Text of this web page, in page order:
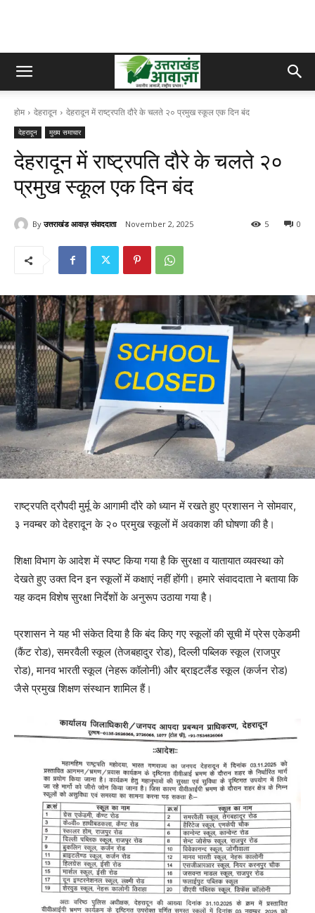
होम देहरादून देहरादून में राष्ट्रपति दौरे के चलते २० प्रमुख स्कूल एक दिन बंद
देहरादून मुख्य समाचार
देहरादून में राष्ट्रपति दौरे के चलते २०
प्रमुख स्कूल एक दिन बंद
By उत्तराखंड आवाज़ संवाददाता November 2, 2025 0
5
राष्ट्रपति द्रौपदी मुर्मू के आगामी दौरे को ध्यान में रखते हुए प्रशासन ने सोमवार,
३ नवम्बर को देहरादून के २० प्रमुख स्कूलों में अवकाश की घोषणा की है।
शिक्षा विभाग के आदेश में स्पष्ट किया गया है कि सुरक्षा व यातायात व्यवस्था को
देखते हुए उक्त दिन इन स्कूलों में कक्षाएं नहीं होंगी। हमारे संवाददाता ने बताया कि
यह कदम विशेष सुरक्षा निर्देशों के अनुरूप उठाया गया है।
प्रशासन ने यह भी संकेत दिया है कि बंद किए गए स्कूलों की सूची में प्रेस एकेडमी
(कैंट रोड), समरवैली स्कूल (तेजबहादुर रोड), दिल्ली पब्लिक स्कूल (राजपुर
रोड), मानव भारती स्कूल (नेहरू कॉलोनी) और ब्राइटलैंड स्कूल (कर्जन रोड)
जैसे प्रमुख शिक्षण संस्थान शामिल हैं।